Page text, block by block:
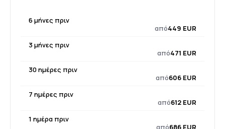
6 μήνες πριν
από449 EUR
3 μήνες πριν
από471 EUR
30 ημέρες πριν
από606 EUR
7 ημέρες πριν
από612 EUR
1 ημέρα πριν
από686 EUR